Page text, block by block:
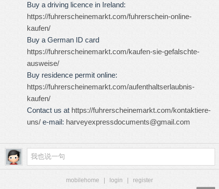
Buy a driving licence in Ireland:
https://fuhrerscheinemarkt.com/fuhrerschein-online-
kaufen/
Buy a German ID card
https://fuhrerscheinemarkt.com/kaufen-sie-gefalschte-
ausweise/
Buy residence permit online:
https://fuhrerscheinemarkt.com/aufenthaltserlaubnis-
kaufen/
Contact us at https://fuhrerscheinemarkt.com/kontaktiere-
uns/ e-mail: harveyexpressdocuments@gmail.com
mobilehome login
register